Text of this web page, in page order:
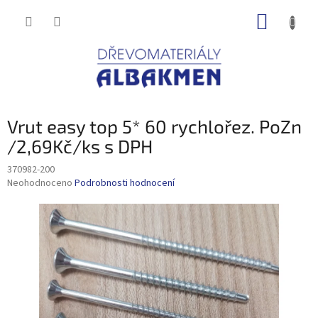
Vrut easy top 5* 60 rychlořez. PoZn
/2,69Kč/ks s DPH
370982-200
Průměrné
produktu
hvězdiček.
Neohodnoceno Podrobnosti hodnocení